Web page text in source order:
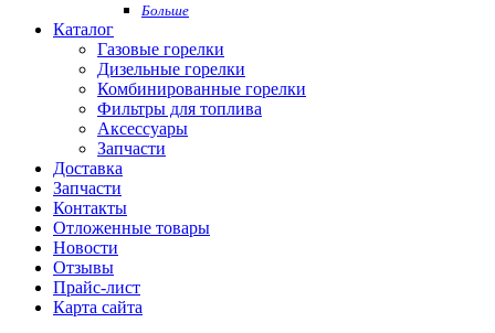
Больше
Каталог
Газовые горелки
Дизельные горелки
Комбинированные горелки
Фильтры для топлива
Аксессуары
Запчасти
Доставка
Запчасти
Контакты
Отложенные товары
Новости
Отзывы
Прайс-лист
Карта сайта